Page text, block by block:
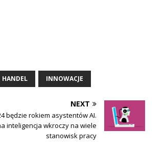
HANDEL INNOWACJE
NEXT
będzie rokiem asystentów AI.
inteligencja wkroczy na wiele
stanowisk pracy